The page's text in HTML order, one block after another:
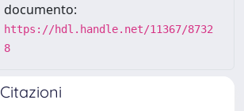
documento:
https://hdl.handle.net/11367/8732
8
Citazioni